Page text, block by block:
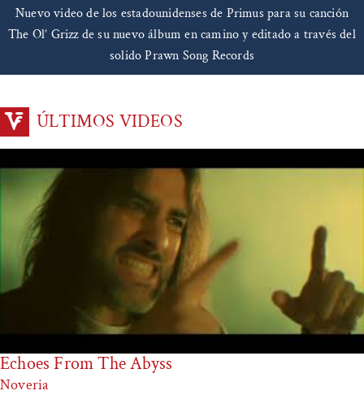
Nuevo video de los estadounidenses de Primus para su canción
The Ol’ Grizz de su nuevo álbum en camino y editado a través del
solido Prawn Song Records
ÚLTIMOS VIDEOS
Echoes From The Abyss
Noveria